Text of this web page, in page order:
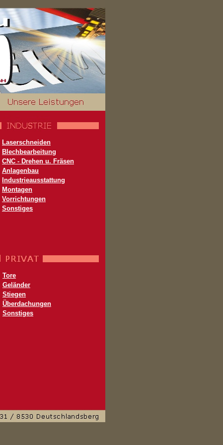
Tore
Geländer
Stiegen
Überdachungen
Sonstiges
Laserschneiden
Blechbearbeitung
CNC - Drehen u. Fräsen
Anlagenbau
Industrieausstattung
Montagen
Vorrichtungen
Sonstiges